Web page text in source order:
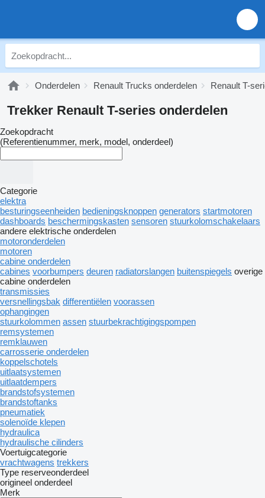
Onderdelen Renault Trucks onderdelen Renault T-
Trekker Renault T-series onderdelen
Zoekopdracht
(Referentienummer, merk, model, onderdeel)
Categorie
elektra
besturingseenheiden bedieningsknoppen generators startmotoren
dashboards beschermingskasten sensoren stuurkolomschakelaars
andere elektrische onderdelen
motoronderdelen
motoren
cabine onderdelen
cabines voorbumpers deuren radiatorslangen buitenspiegels overige
cabine onderdelen
transmissies
versnellingsbak differentiëlen voorassen
ophangingen
stuurkolommen assen stuurbekrachtigingspompen
remsystemen
remklauwen
carrosserie onderdelen
koppelschotels
uitlaatsystemen
uitlaatdempers
brandstofsystemen
brandstoftanks
pneumatiek
solenoïde klepen
hydraulica
hydraulische cilinders
Voertuigcategorie
vrachtwagens trekkers
Type reserveonderdeel
origineel onderdeel
Merk